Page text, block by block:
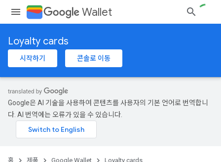
Wallet
Loyalty cards
시작하기 콘솔로 이동
Google은 AI 기술을 사용하여 콘텐츠를 사용자의 기본 언어로 번역합니
다. AI 번역에는 오류가 있을 수 있습니다.
홈 제품 Google Wallet Loyalty cards